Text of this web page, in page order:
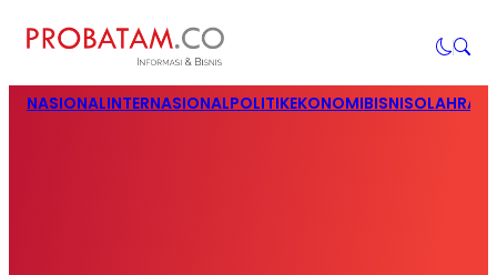
NASIONALINTERNASIONALPOLITIKEKONOMIBISNIS